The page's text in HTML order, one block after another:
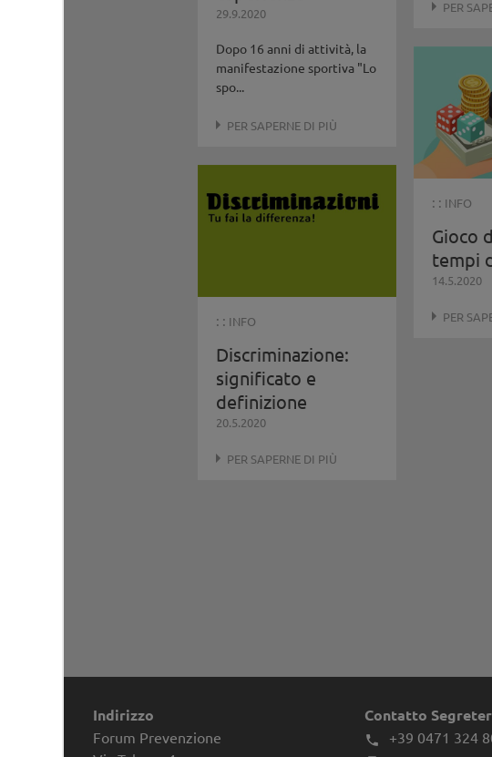
29.9.2020
Dopo 16 anni di attività, la
manifestazione sportiva "Lo
spo...
PER SAPERNE DI PIÙ
PER
: : INFO
Discriminazione:
significato e
definizione
20.5.2020
PER SAPERNE DI PIÙ
: : INFO
Gioco
tempi
14.5.2020
PER
Indirizzo
Forum Prevenzione
Contatto
 +39 0471 324